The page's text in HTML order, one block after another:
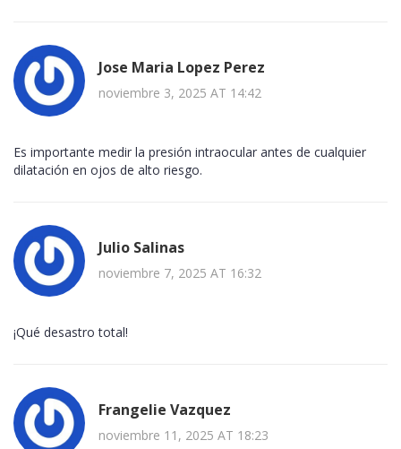
Jose Maria Lopez Perez
noviembre 3, 2025 AT 14:42
Es importante medir la presión intraocular antes de cualquier
dilatación en ojos de alto riesgo.
Julio Salinas
noviembre 7, 2025 AT 16:32
¡Qué desastro total!
Frangelie Vazquez
noviembre 11, 2025 AT 18:23